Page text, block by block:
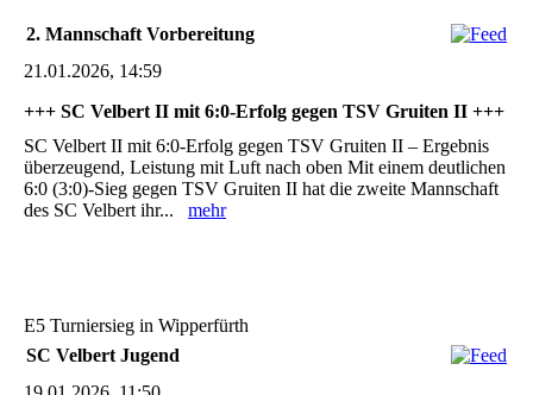
2. Mannschaft Vorbereitung
21.01.2026, 14:59
+++ SC Velbert II mit 6:0-Erfolg gegen TSV Gruiten II +++
SC Velbert II mit 6:0-Erfolg gegen TSV Gruiten II – Ergebnis
überzeugend, Leistung mit Luft nach oben Mit einem deutlichen
6:0 (3:0)-Sieg gegen TSV Gruiten II hat die zweite Mannschaft
des SC Velbert ihr... mehr
E5 Turniersieg in Wipperfürth
SC Velbert Jugend